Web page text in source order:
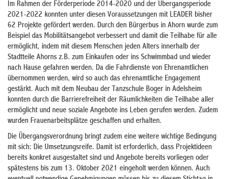
Im Rahmen der Förderperiode 2014-2020 und der Übergangsperiode
2021-2022 konnten unter diesen Voraussetzungen mit LEADER bisher
62 Projekte gefördert werden. Durch den Bürgerbus in Ahorn wurde zum
Beispiel das Mobilitätsangebot verbessert und damit die Teilhabe für alle
ermöglicht, indem mit diesem Menschen jeden Alters innerhalb der
Stadtteile Ahorns z.B. zum Einkaufen oder ins Schwimmbad und wieder
nach Hause gefahren werden. Da die Fahrdienste von Ehrenamtlichen
übernommen werden, wird so auch das ehrenamtliche Engagement
gestärkt. Auch mit dem Neubau der Tanzschule Boger in Adelsheim
konnten durch die Barrierefreiheit der Räumlichkeiten die Teilhabe aller
ermöglicht und neue soziale Angebote ins Leben gerufen werden. Zudem
wurden Frauenarbeitsplätze geschaffen und erhalten.
Die Übergangsverordnung bringt zudem eine weitere wichtige Bedingung
mit sich: Die Umsetzungsreife. Damit ist erforderlich, dass Projektideen
bereits konkret ausgestaltet sind und Angebote bereits vorliegen oder
spätestens bis zum 13. Oktober 2021 eingeholt werden können. Auch